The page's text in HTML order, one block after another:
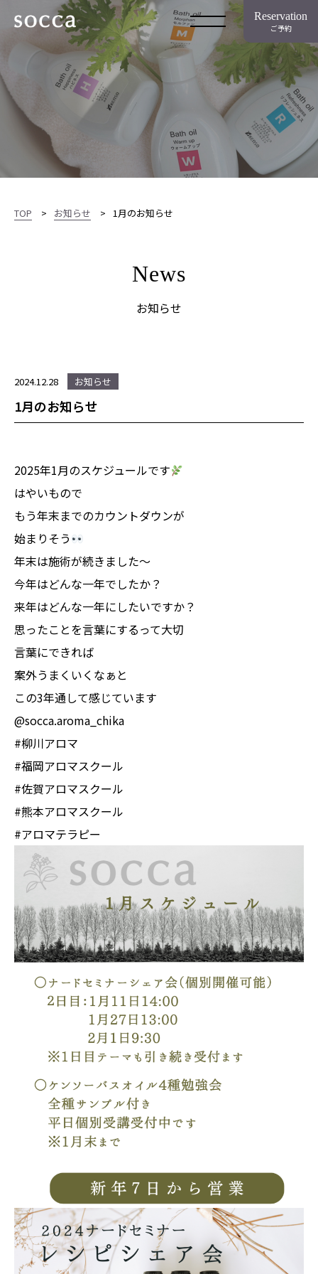
Reservation
ご予約
TOP お知らせ 1月のお知らせ
News
お知らせ
2024.12.28 お知らせ
1月のお知らせ
2025年1月のスケジュールです
はやいもので
もう年末までのカウントダウンが
始まりそう
年末は施術が続きました〜
今年はどんな一年でしたか？
来年はどんな一年にしたいですか？
思ったことを言葉にするって大切
言葉にできれば
案外うまくいくなぁと
この3年通して感じています
@socca.aroma_chika
#柳川アロマ
#福岡アロマスクール
#佐賀アロマスクール
#熊本アロマスクール
#アロマテラピー